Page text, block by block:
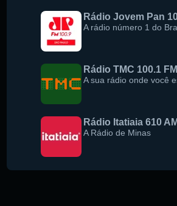
Rádio Jovem Pan
A rádio número 1 do
Rádio TMC 100.1 FM
A sua rádio onde você
Rádio Itatiaia 610
A Rádio de Minas